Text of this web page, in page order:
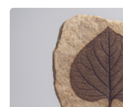
der Ruhr-Universität Bochum
und Dr. Ismaila Francis Yusuf
unbekannten
peroxisomalen
Saccharomyces cerevisiae
Funktionsfähigkeit der
Studie wurde am 28. Oktober
Fachzeitschrift…